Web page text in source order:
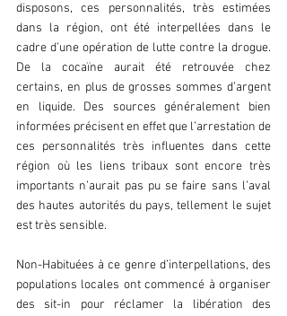
disposons, ces personnalités, très estimées
dans la région, ont été interpellées dans le
cadre d’une opération de lutte contre la drogue.
De la cocaïne aurait été retrouvée chez
certains, en plus de grosses sommes d’argent
en liquide. Des sources généralement bien
informées précisent en effet que l’arrestation de
ces personnalités très influentes dans cette
région où les liens tribaux sont encore très
importants n’aurait pas pu se faire sans l’aval
des hautes autorités du pays, tellement le sujet
est très sensible.
Non-Habituées à ce genre d’interpellations, des
populations locales ont commencé à organiser
des sit-in pour réclamer la libération des